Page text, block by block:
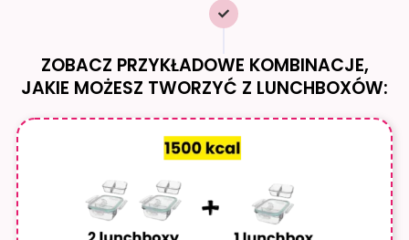
ZOBACZ PRZYKŁADOWE KOMBINACJE,
JAKIE MOŻESZ TWORZYĆ Z LUNCHBOXÓW: